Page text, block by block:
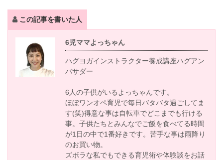
この記事を書いた人
6児ママよっちゃん
ハグヨガインストラクター養成講座ハグアン
バサダー
6人の子供がいるよっちゃんです。
ほぼワンオペ育児で毎日バタバタ過ごしてま
す(笑)得意な事は自転車でどこまでも行ける
事。子供たちとみんなでご飯を食べてる時間
が1日の中で1番好きです。苦手な事は雨降り
のお買い物。
ズボラな私でもできる育児術や体験談をお話